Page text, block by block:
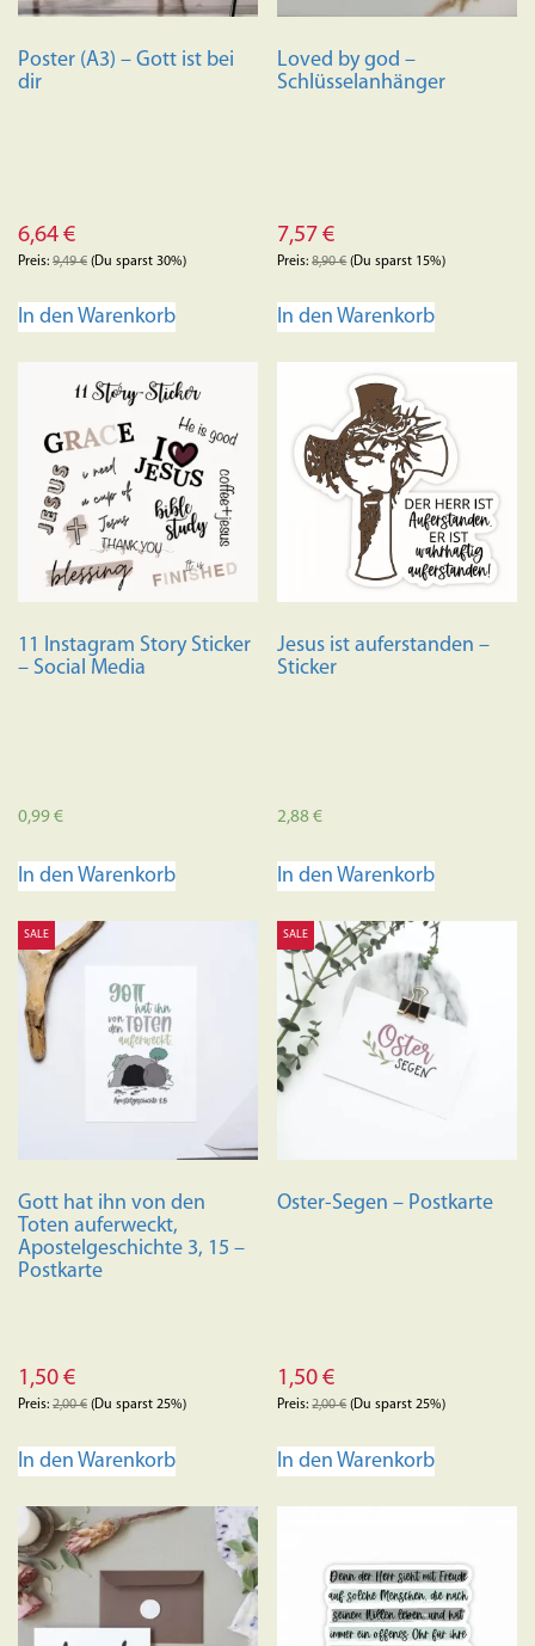
Poster (A3) – Gott ist bei
dir
6,64 €
Preis: 9,49€ (Du sparst 30%)
In den Warenkorb
Loved by god –
Schlüsselanhänger
7,57€
Preis:8,90€(Du sparst 15%)
In den Warenkorb
11 Instagram Story Sticker
– Social Media
0,99€
In den Warenkorb
Jesus ist auferstanden –
Sticker
2,88€
In den Warenkorb
SALE
Gott hat ihn von den
Toten auferweckt,
Apostelgeschichte 3, 15 –
Postkarte
1,50 €
Preis: 2,00€ (Du sparst 25%)
In den Warenkorb
SALE
Oster-Segen – Postkarte
1,50€
Preis:2,00€(Du sparst 25%)
In den Warenkorb